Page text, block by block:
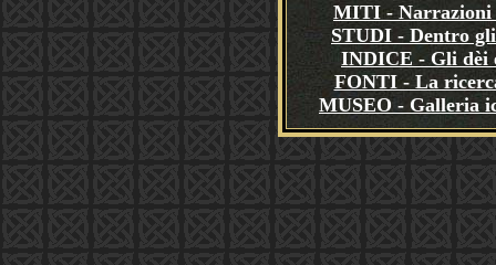
MITI - Narrazioni
STUDI - Dentro
INDICE - Gli dèi
FONTI - La
MUSEO - Galleria